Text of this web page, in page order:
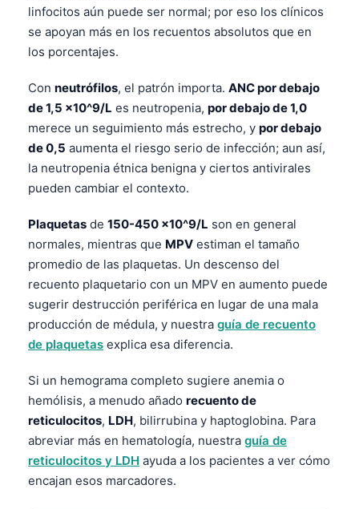
linfocitos aún puede ser normal; por eso los clínicos
se apoyan más en los recuentos absolutos que en
los porcentajes.
Con neutrófilos, el patrón importa. ANC por debajo
de 1,5 x10^9/L es neutropenia, por debajo de 1,0
merece un seguimiento más estrecho, y por debajo
de 0,5 aumenta el riesgo serio de infección; aun así,
la neutropenia étnica benigna y ciertos antivirales
pueden cambiar el contexto.
Plaquetas de 150-450 x10^9/L son en general
normales, mientras que MPV estiman el tamaño
promedio de las plaquetas. Un descenso del
recuento plaquetario con un MPV en aumento puede
sugerir destrucción periférica en lugar de una mala
producción de médula, y nuestra guía de recuento
de plaquetas explica esa diferencia.
Si un hemograma completo sugiere anemia o
hemólisis, a menudo añado recuento de
reticulocitos, LDH, bilirrubina y haptoglobina. Para
abreviar más en hematología, nuestra guía de
reticulocitos y LDH ayuda a los pacientes a ver cómo
encajan esos marcadores.